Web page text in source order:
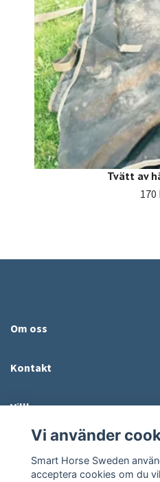
Tvätt av
170
Om oss
Kontakt
Villkor
Sociala medier
Vi använder
Smart Horse Sweden
acceptera cookies om du